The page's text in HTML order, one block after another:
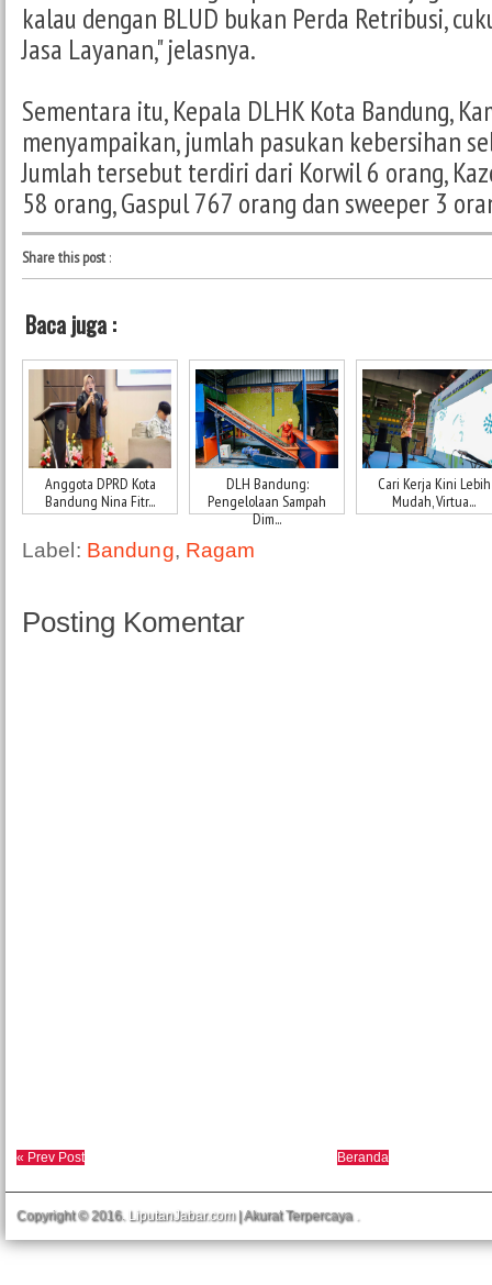
kalau dengan BLUD bukan Perda Retribusi,
Jasa Layanan," jelasnya.
Sementara itu, Kepala DLHK Kota Bandung,
menyampaikan, jumlah pasukan kebersihan
Jumlah tersebut terdiri dari Korwil 6 orang,
58 orang, Gaspul 767 orang dan sweeper 3
Share this post:
Baca juga :
Anggota DPRD Kota
Bandung Nina Fitr...
DLH Bandung:
Pengelolaan Sampah
Dim...
Cari Kerja Kini Lebih
Mudah, Virtua...
Label: Bandung, Ragam
Posting Komentar
« Prev Post Beranda
Copyright © 2016. LiputanJabar.com| Akurat Terpercaya